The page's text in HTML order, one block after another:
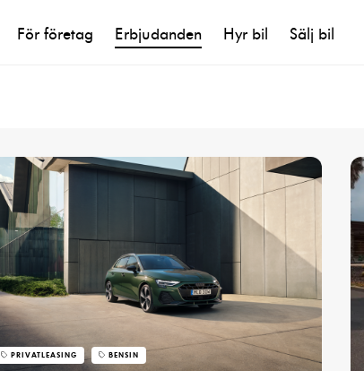
För företag Erbjudanden Hyr bil Sälj bil
PRIVATLEASING BENSIN